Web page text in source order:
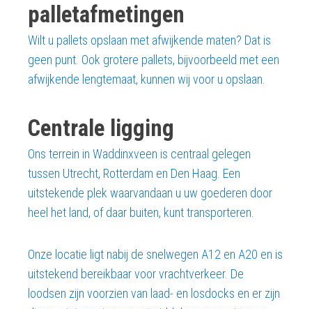
palletafmetingen
Wilt u pallets opslaan met afwijkende maten? Dat is
geen punt. Ook grotere pallets, bijvoorbeeld met een
afwijkende lengtemaat, kunnen wij voor u opslaan.
Centrale ligging
Ons terrein in Waddinxveen is centraal gelegen
tussen Utrecht, Rotterdam en Den Haag. Een
uitstekende plek waarvandaan u uw goederen door
heel het land, of daar buiten, kunt transporteren.
Onze locatie ligt nabij de snelwegen A12 en A20 en is
uitstekend bereikbaar voor vrachtverkeer. De
loodsen zijn voorzien van laad- en losdocks en er zijn